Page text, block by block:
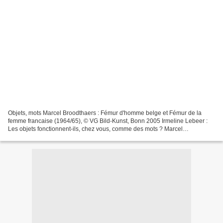
Objets, mots Marcel Broodthaers : Fémur d'homme belge et Fémur de la
femme francaise (1964/65), © VG Bild-Kunst, Bonn 2005 Irmeline Lebeer :
Les objets fonctionnent-ils, chez vous, comme des mots ? Marcel